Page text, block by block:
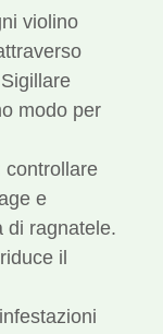
violino
modo per
controllare
e
di ragnatele.
il